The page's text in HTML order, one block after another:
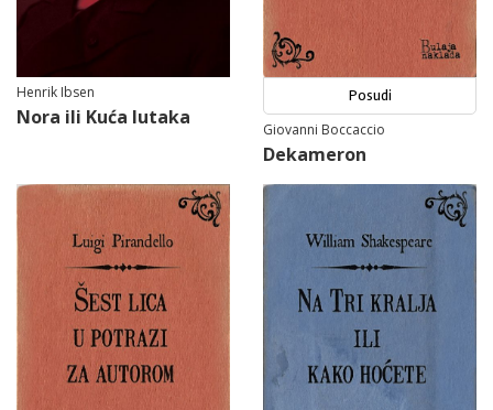
Henrik Ibsen
Nora ili Kuća lutaka
Posudi
Giovanni Boccaccio
Dekameron